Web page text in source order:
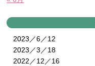
2023／6／12
2023／3／18
2022／12／16